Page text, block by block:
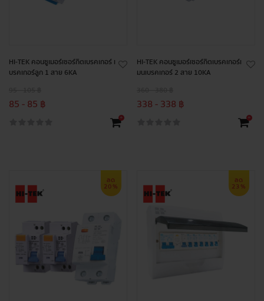
HI-TEK คอนซูเมอร์เซอร์กิตเบรคเกอร์ เ
บรคเกอร์ลูก 1 สาย 6KA
85 - 85 ฿
+
HI-TEK คอนซูเมอร์เซอร์กิตเบรคเกอร์เ
มนเบรคเกอร์ 2 สาย 10KA
338 - 338 ฿
+
ลด
20%
ลด
23%